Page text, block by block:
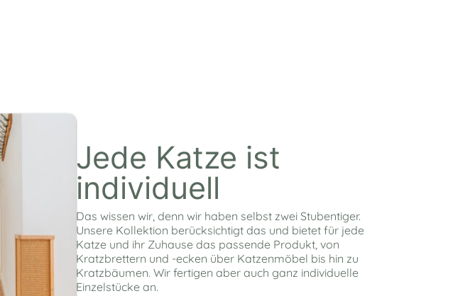
Jede Katze ist
individuell
Das wissen wir, denn wir haben selbst zwei Stubentiger.
Unsere Kollektion berücksichtigt das und bietet für jede
Katze und ihr Zuhause das passende Produkt, von
Kratzbrettern und -ecken über Katzenmöbel bis hin zu
Kratzbäumen. Wir fertigen aber auch ganz individuelle
Einzelstücke an.